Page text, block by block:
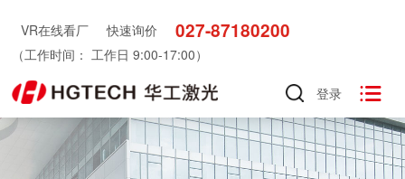
VR在线看厂 快速询价 027-87180200
（工作时间： 工作日 9:00-17:00）

登录